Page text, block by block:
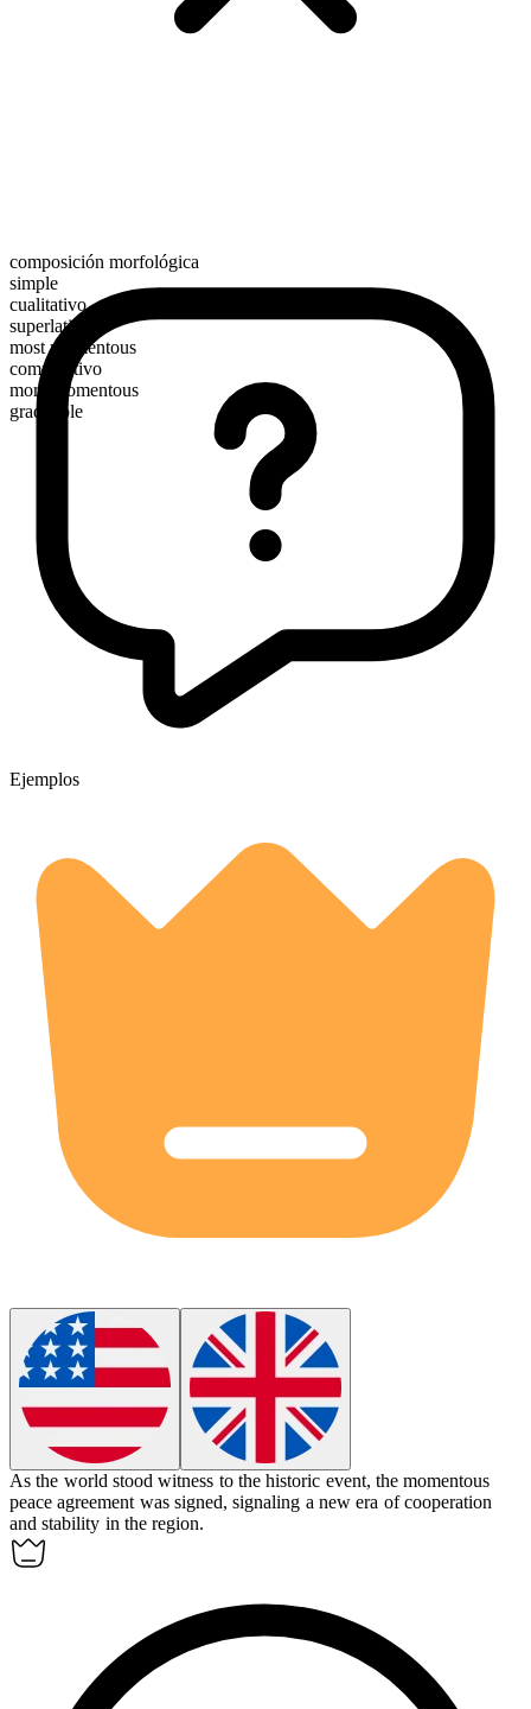
composición morfológica
simple
cualitativo
superlativo
most momentous
comparativo
more momentous
graduable
Ejemplos
As the world stood witness to the historic event, themomentous
peace agreement was signed, signaling a new era of cooperation
and stability in the region.